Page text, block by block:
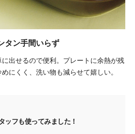
タン手間いらず
出せるので便利。プレートに余熱が残
にくく、洗い物も減らせて嬉しい。
ッフも使ってみました！